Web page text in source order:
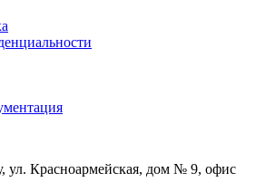
ул. Красноармейская, дом № 9, офис